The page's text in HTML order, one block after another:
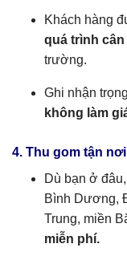
Khách hàng
quá trình cân
trường.
Ghi nhận
không làm
4. Thu gom tận
Dù bạn ở
Bình Dương,
Trung, miền
miễn phí.